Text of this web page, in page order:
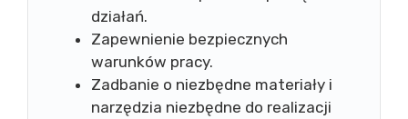
działań.
Zapewnienie bezpiecznych
warunków pracy.
Zadbanie o niezbędne materiały i
narzędzia niezbędne do realizacji